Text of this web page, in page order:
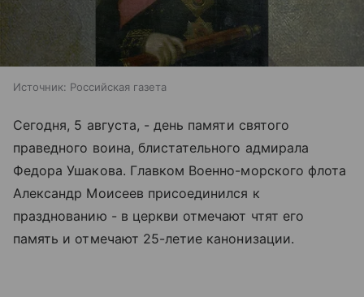
Источник: Российская газета
Сегодня, 5 августа, - день памяти святого
праведного воина, блистательного адмирала
Федора Ушакова. Главком Военно-морского флота
Александр Моисеев присоединился к
празднованию - в церкви отмечают чтят его
память и отмечают 25-летие канонизации.